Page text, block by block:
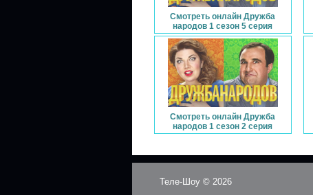
Смотреть онлайн Дружба
народов 1 сезон 5 серия
Смотреть онлайн Дружба
народов 1 сезон 2 серия
Теле-Шоу © 2026